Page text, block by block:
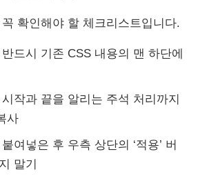
확인해야 할 체크리스트입니다.
반드시 기존 CSS 내용의 맨 하단에
시작과 끝을 알리는 주석 처리까지
사
여넣은 후 우측 상단의 ‘적용’ 버
말기